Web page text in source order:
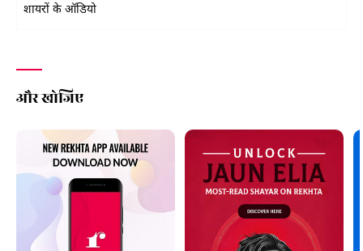
शायरों के ऑडियो
और खोजिए